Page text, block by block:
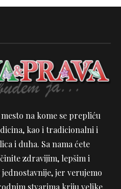
na kome se prepliću
kao i tradicionalni i
i duha. Sa nama ćete
zdravijim, lepšim i
jer verujemo
stvarima kriju velike